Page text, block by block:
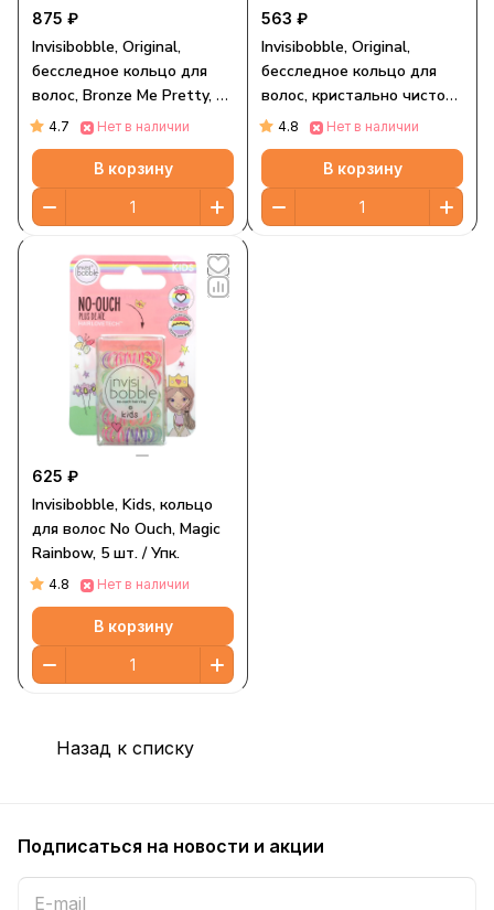
875 ₽
Invisibobble, Original,
бесследное кольцо для
волос, Bronze Me Pretty, 3
шт. В упаковке
4.7 Нет в наличии
В корзину
563 ₽
Invisibobble, Original,
бесследное кольцо для
волос, кристально чистое,
3 шт. В упаковке
4.8 Нет в наличии
В корзину
625 ₽
Invisibobble, Kids, кольцо
для волос No Ouch, Magic
Rainbow, 5 шт. / Упк.
4.8 Нет в наличии
В корзину
Назад к списку
Подписаться на новости и акции